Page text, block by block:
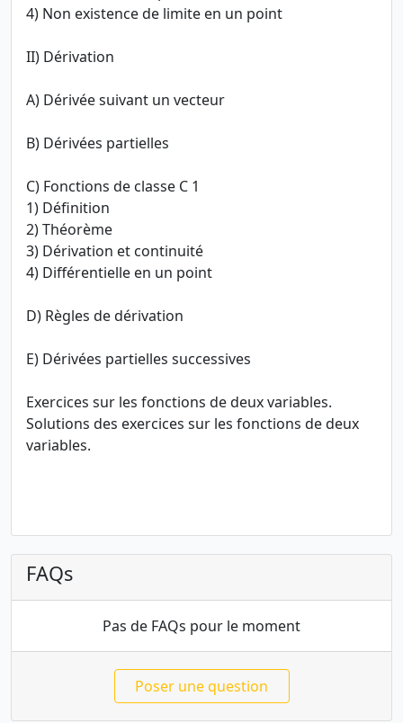
4) Non existence de limite en un point
II) Dérivation
A) Dérivée suivant un vecteur
B) Dérivées partielles
C) Fonctions de classe C 1
1) Définition
2) Théorème
3) Dérivation et continuité
4) Différentielle en un point
D) Règles de dérivation
E) Dérivées partielles successives
Exercices sur les fonctions de deux variables.
Solutions des exercices sur les fonctions de deux
variables.
FAQs
Pas de FAQs pour le moment
Poser une question